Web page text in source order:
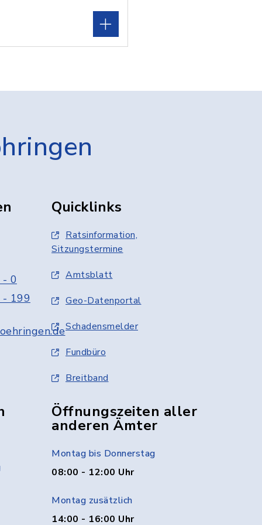
0
199
Quicklinks
Ratsinformation,
Sitzungstermine
Amtsblatt
Geo-Datenportal
Schadensmelder
Fundbüro
Breitband
Öffnungszeiten aller
anderen Ämter
Montag bis Donnerstag
08:00 - 12:00 Uhr
Montag zusätzlich
14:00 - 16:00 Uhr